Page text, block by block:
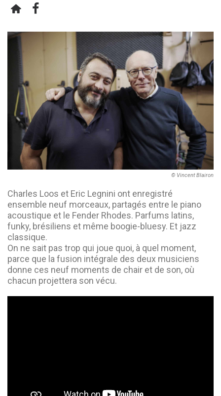
© Vincent Blairon
Charles Loos et Eric Legnini ont enregistré
ensemble neuf morceaux, partagés entre le piano
acoustique et le Fender Rhodes. Parfums latins,
funky, brésiliens et même boogie-bluesy. Et jazz
classique.
On ne sait pas trop qui joue quoi, à quel moment,
parce que la fusion intégrale des deux musiciens
donne ces neuf moments de chair et de son, où
chacun projettera son vécu.